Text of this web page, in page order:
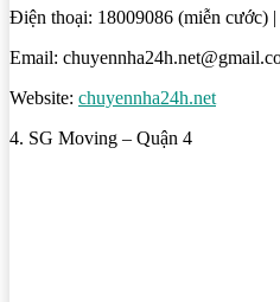
Điện thoại: 18009086 (miễn cước)
Email:
Website: chuyennha24h.net
4. SG Moving – Quận 4